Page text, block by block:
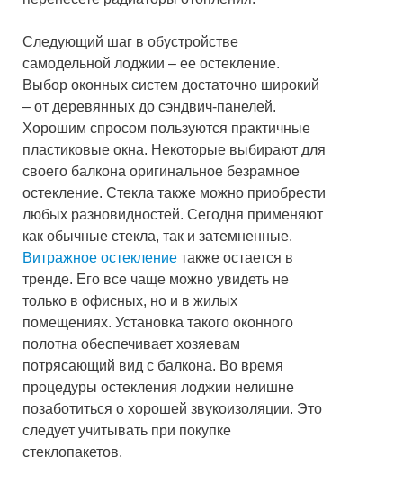
Следующий шаг в обустройстве
самодельной лоджии – ее остекление.
Выбор оконных систем достаточно широкий
– от деревянных до сэндвич-панелей.
Хорошим спросом пользуются практичные
пластиковые окна. Некоторые выбирают для
своего балкона оригинальное безрамное
остекление. Стекла также можно приобрести
любых разновидностей. Сегодня применяют
как обычные стекла, так и затемненные.
Витражное остекление также остается в
тренде. Его все чаще можно увидеть не
только в офисных, но и в жилых
помещениях. Установка такого оконного
полотна обеспечивает хозяевам
потрясающий вид с балкона. Во время
процедуры остекления лоджии нелишне
позаботиться о хорошей звукоизоляции. Это
следует учитывать при покупке
стеклопакетов.